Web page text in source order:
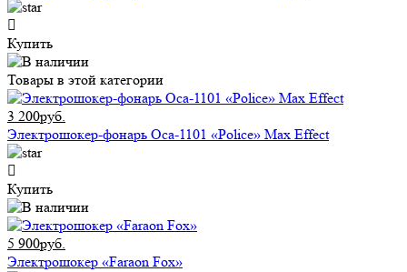
Купить
Товары в этой категории
3 200руб.
Электрошокер-фонарь Оса-1101 «Police» Max Effect
Купить
5 900руб.
Электрошокер «Faraon Fox»